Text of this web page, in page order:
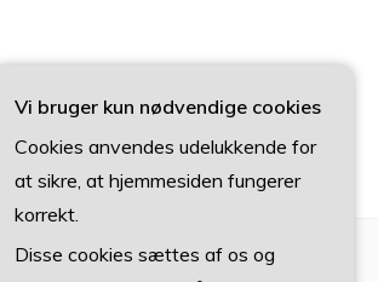
Vi bruger kun nødvendige cookies
Cookies anvendes udelukkende for
at sikre, at hjemmesiden fungerer
korrekt.
Disse cookies sættes af os og